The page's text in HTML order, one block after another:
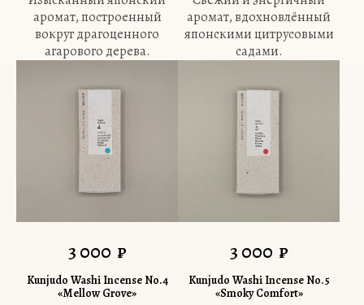
аромат, построенный
вокруг драгоценного
агарового дерева.
аромат, вдохновлённый
японскими цитрусовыми
садами.
3 000 ₽
Kunjudo Washi Incense No.4
«Mellow Grove»
3 000 ₽
Kunjudo Washi Incense No.5
«Smoky Comfort»